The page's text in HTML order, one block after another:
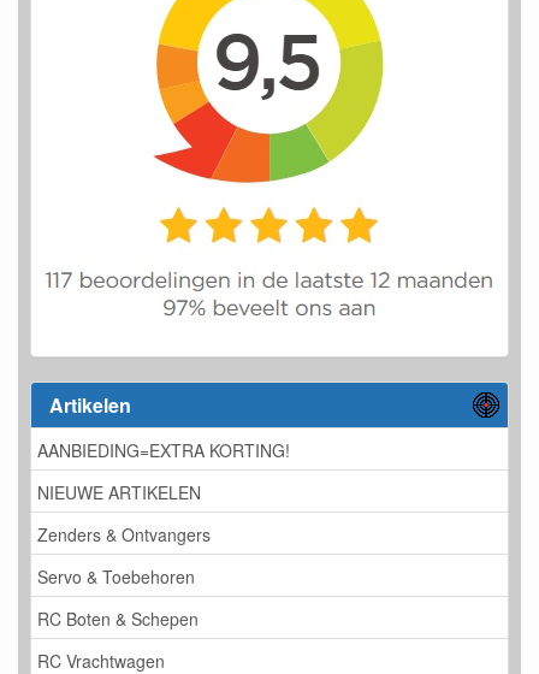
Artikelen
AANBIEDING=EXTRA KORTING!
NIEUWE ARTIKELEN
Zenders & Ontvangers
Servo & Toebehoren
RC Boten & Schepen
RC Vrachtwagen